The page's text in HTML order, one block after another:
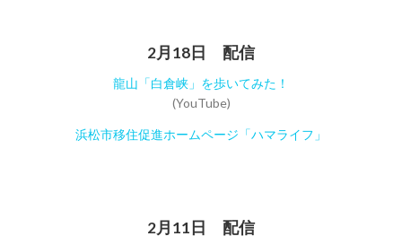
2月18日 配信
龍山「白倉峡」を歩いてみた！
(YouTube)
浜松市移住促進ホームページ「ハマライフ」
2月11日 配信